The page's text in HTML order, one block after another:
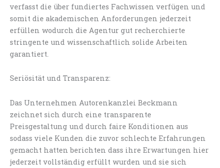
verfasst die über fundiertes Fachwissen verfügen und
somit die akademischen Anforderungen jederzeit
erfüllen wodurch die Agentur gut recherchierte
stringente und wissenschaftlich solide Arbeiten
garantiert.
Seriösität und Transparenz:
Das Unternehmen Autorenkanzlei Beckmann
zeichnet sich durch eine transparente
Preisgestaltung und durch faire Konditionen aus
sodass viele Kunden die zuvor schlechte Erfahrungen
gemacht hatten berichten dass ihre Erwartungen hier
jederzeit vollständig erfüllt wurden und sie sich